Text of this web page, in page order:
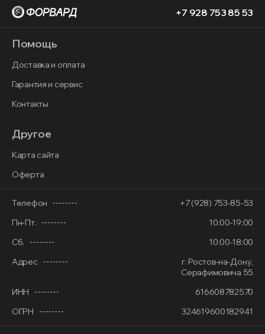
+7 928 753 85 53
Помощь
Доставка и оплата
Гарантия и сервис
Контакты
Другое
Карта сайта
Оферта
Телефон
+7 (928) 753-85-53
Пн-Пт.
10:00-19:00
Сб.
10:00-18:00
Адрес
г. Ростов-на-Дону,
Серафимовича 55
ИНН
616608782570
ОГРН
324619600182941